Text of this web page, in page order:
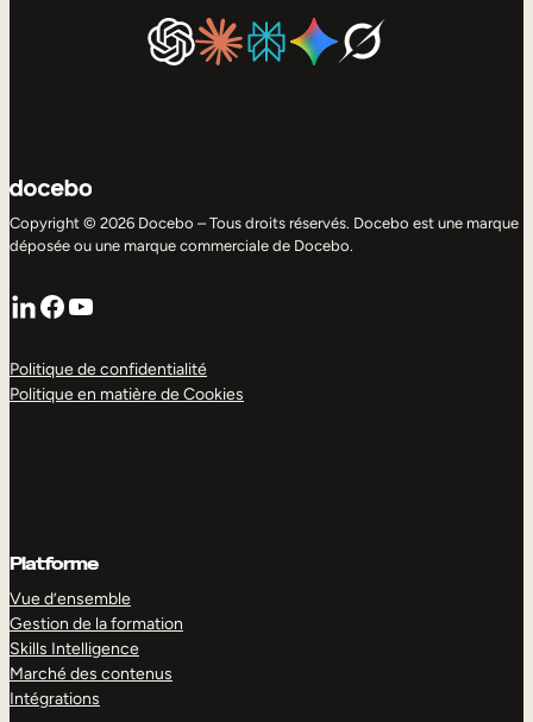
Copyright © 2026 Docebo – Tous droits réservés. Docebo est une marque
déposée ou une marque commerciale de Docebo.
LinkedIn
Facebook
YouTube
Politique de confidentialité
Politique en matière de Cookies
Platforme
Vue d’ensemble
Gestion de la formation
Skills Intelligence
Marché des contenus
Intégrations